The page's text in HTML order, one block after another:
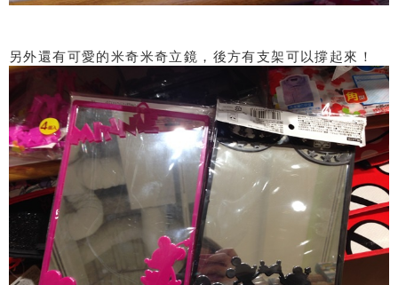
另外還有可愛的米奇米奇立鏡，後方有支架可以撐起來！